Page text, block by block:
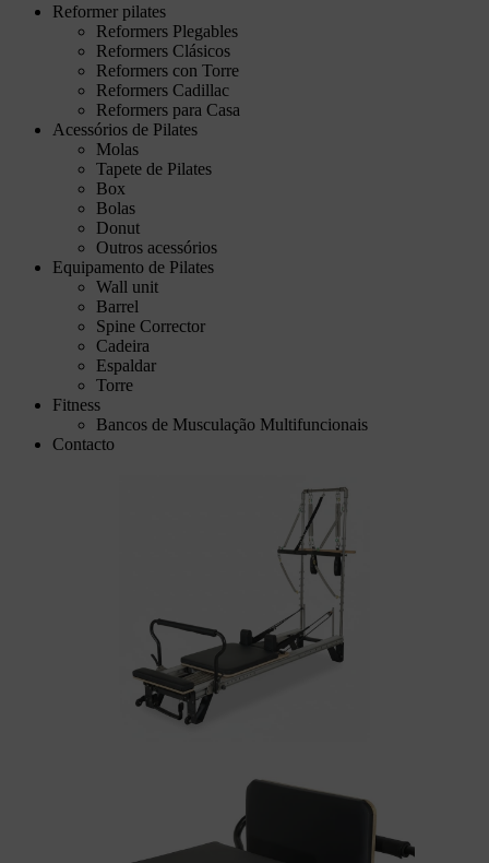
Reformer pilates
Reformers Plegables
Reformers Clásicos
Reformers con Torre
Reformers Cadillac
Reformers para Casa
Acessórios de Pilates
Molas
Tapete de Pilates
Box
Bolas
Donut
Outros acessórios
Equipamento de Pilates
Wall unit
Barrel
Spine Corrector
Cadeira
Espaldar
Torre
Fitness
Bancos de Musculação Multifuncionais
Contacto